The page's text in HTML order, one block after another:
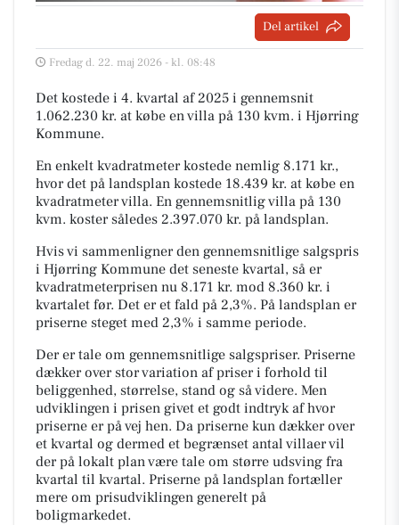
Del artikel
Fredag d. 22. maj 2026 - kl. 08:48
Det kostede i 4. kvartal af 2025 i gennemsnit
1.062.230 kr. at købe en villa på 130 kvm. i Hjørring
Kommune.
En enkelt kvadratmeter kostede nemlig 8.171 kr.,
hvor det på landsplan kostede 18.439 kr. at købe en
kvadratmeter villa. En gennemsnitlig villa på 130
kvm. koster således 2.397.070 kr. på landsplan.
Hvis vi sammenligner den gennemsnitlige salgspris
i Hjørring Kommune det seneste kvartal, så er
kvadratmeterprisen nu 8.171 kr. mod 8.360 kr. i
kvartalet før. Det er et fald på 2,3%. På landsplan er
priserne steget med 2,3% i samme periode.
Der er tale om gennemsnitlige salgspriser. Priserne
dækker over stor variation af priser i forhold til
beliggenhed, størrelse, stand og så videre. Men
udviklingen i prisen givet et godt indtryk af hvor
priserne er på vej hen. Da priserne kun dækker over
et kvartal og dermed et begrænset antal villaer vil
der på lokalt plan være tale om større udsving fra
kvartal til kvartal. Priserne på landsplan fortæller
mere om prisudviklingen generelt på
boligmarkedet.